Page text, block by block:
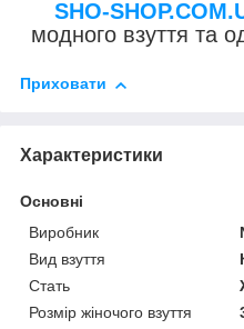
SHO-
модного взуття та
Приховати
Характеристики
Основні
Виробник
Вид взуття
Стать
Розмір жіночого взуття